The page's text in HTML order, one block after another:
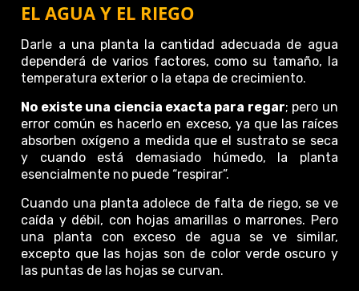
EL AGUA Y EL RIEGO
Darle a una planta la cantidad adecuada de agua
dependerá de varios factores, como su tamaño, la
temperatura exterior o la etapa de crecimiento.
No existe una ciencia exacta para regar; pero un
error común es hacerlo en exceso, ya que las raíces
absorben oxígeno a medida que el sustrato se seca
y cuando está demasiado húmedo, la planta
esencialmente no puede “respirar”.
Cuando una planta adolece de falta de riego, se ve
caída y débil, con hojas amarillas o marrones. Pero
una planta con exceso de agua se ve similar,
excepto que las hojas son de color verde oscuro y
las puntas de las hojas se curvan.